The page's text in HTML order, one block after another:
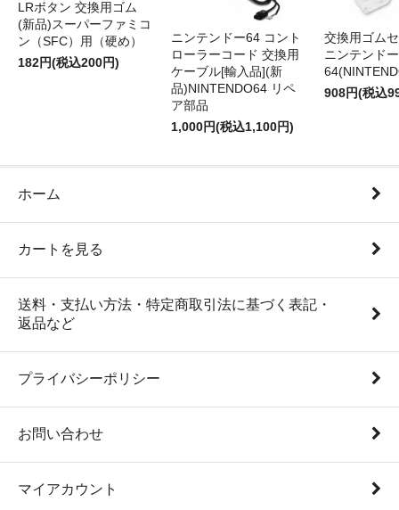
LRボタン 交換用ゴム
(新品)スーパーファミコ
ン（SFC）用（硬め）
182円(税込200円)
ニンテンドー64 コント
ローラーコード 交換用
ケーブル[輸入品](新
品)NINTENDO64 リペ
ア部品
1,000円(税込1,100円)
交換用ゴム
ニンテンドー
908円(税込
ホーム
カートを見る
送料・支払い方法・特定商取引法に基づく表記・
返品など
プライバシーポリシー
お問い合わせ
マイアカウント